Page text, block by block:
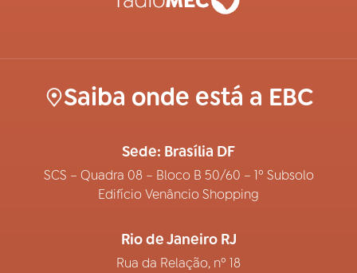
Saiba onde está a EBC
Sede: Brasília DF
SCS – Quadra 08 – Bloco B 50/60 – 1º Subsolo
Edifício Venâncio Shopping
Rio de Janeiro RJ
Rua da Relação, nº 18